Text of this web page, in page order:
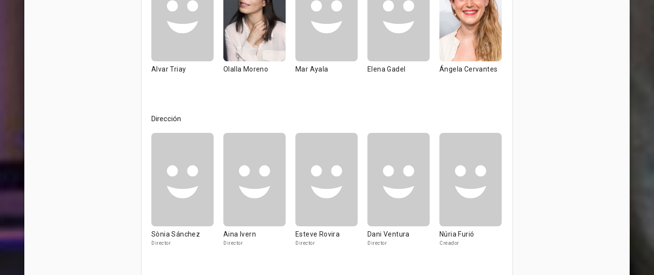
Alvar Triay Olalla Moreno Mar Ayala Elena Gadel Ángela Cervantes
Dirección
Sònia Sánchez
Director
Aina Ivern
Director
Esteve Rovira
Director
Dani Ventura
Director
Núria Furió
Creador